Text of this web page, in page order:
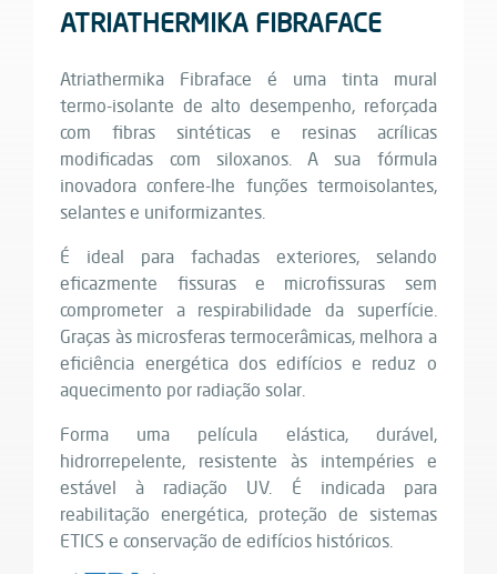
ATRIATHERMIKA FIBRAFACE
Atriathermika Fibraface é uma tinta mural
termo-isolante de alto desempenho, reforçada
com fibras sintéticas e resinas acrílicas
modificadas com siloxanos. A sua fórmula
inovadora confere-lhe funções termoisolantes,
selantes e uniformizantes.
É ideal para fachadas exteriores, selando
eficazmente fissuras e microfissuras sem
comprometer a respirabilidade da superfície.
Graças às microsferas termocerâmicas, melhora a
eficiência energética dos edifícios e reduz o
aquecimento por radiação solar.
Forma uma película elástica, durável,
hidrorrepelente, resistente às intempéries e
estável à radiação UV. É indicada para
reabilitação energética, proteção de sistemas
ETICS e conservação de edifícios históricos.